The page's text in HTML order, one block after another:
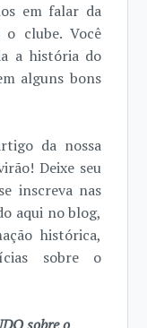
em falar da
o clube. Você
a história do
alguns bons
da nossa
Deixe seu
inscreva nas
aqui no blog,
histórica,
sobre o